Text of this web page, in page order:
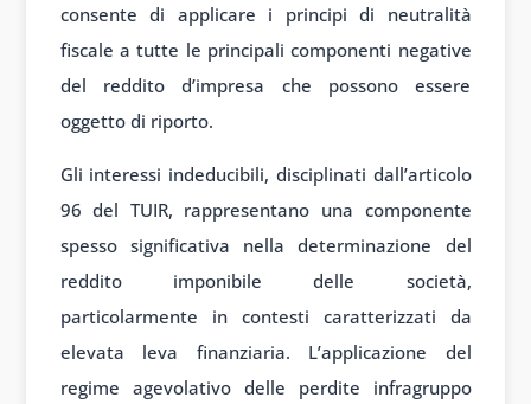
consente di applicare i principi di neutralità
fiscale a tutte le principali componenti negative
del reddito d’impresa che possono essere
oggetto di riporto.
Gli interessi indeducibili, disciplinati dall’articolo
96 del TUIR, rappresentano una componente
spesso significativa nella determinazione del
reddito imponibile delle società,
particolarmente in contesti caratterizzati da
elevata leva finanziaria. L’applicazione del
regime agevolativo delle perdite infragruppo